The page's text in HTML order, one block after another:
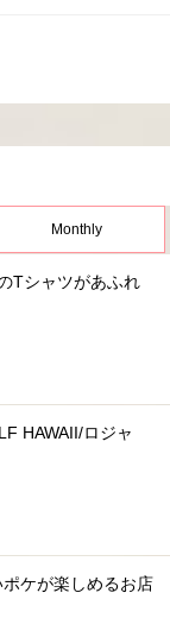
Monthly
Tシャツがあふれ
HAWAII/ロジャ
ケが楽しめるお店